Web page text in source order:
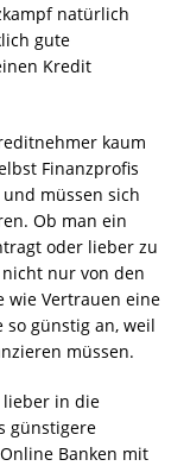
natürlich
gute
Kredit
kaum
Finanzprofis
müssen sich
Ob man ein
oder lieber zu
nur von den
wie Vertrauen eine
so günstig an, weil
müssen.
lieber in die
günstigere
Online Banken mit